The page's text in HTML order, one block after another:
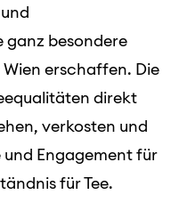
besondere
erschaffen. Die
direkt
verkosten und
und Engagement für
für Tee.